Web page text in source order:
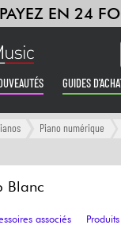
PAYEZ EN 24
GUIDES
Piano numérique
Blanc
associés